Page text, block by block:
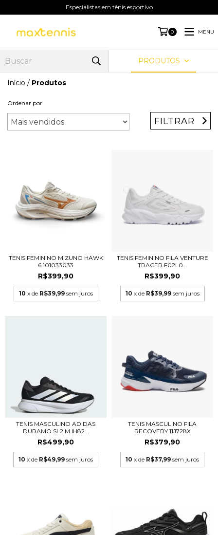
Especialistas em tênis esportivo
0 MENU
PRODUTOS
Início / Produtos
Ordenar por
FILTRAR
TENIS FEMININO MIZUNO HAWK
6 101033033
R$399,90
10 x de R$39,99 sem juros
TENIS FEMININO FILA VENTURE
TRACER F02L0...
R$399,90
10 x de R$39,99 sem juros
TENIS MASCULINO ADIDAS
DURAMO SL2 M IH82...
R$499,90
10 x de R$49,99 sem juros
TENIS MASCULINO FILA
RECOVERY 11J728X
R$379,90
10 x de R$37,99 sem juros